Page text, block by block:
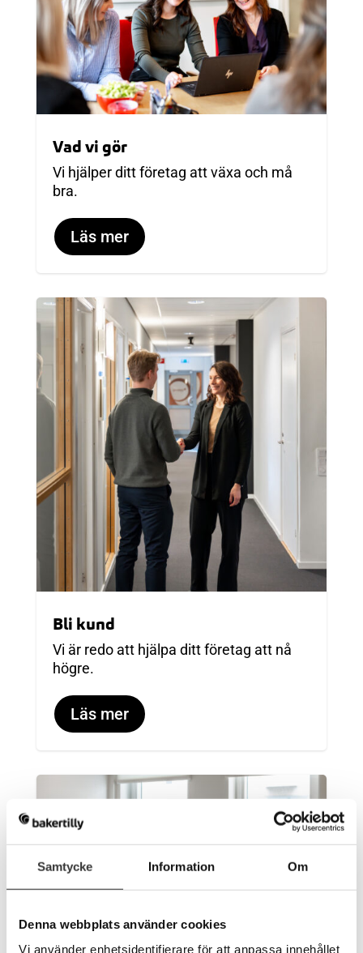
Samtycke Information Om
Denna webbplats använder cookies
Vi använder enhetsidentifierare för att anpassa innehållet
Vad vi gör
Vi hjälper ditt företag att växa och må
bra.
Läs mer
Bli kund
Vi är redo att hjälpa ditt företag att nå
högre.
Läs mer